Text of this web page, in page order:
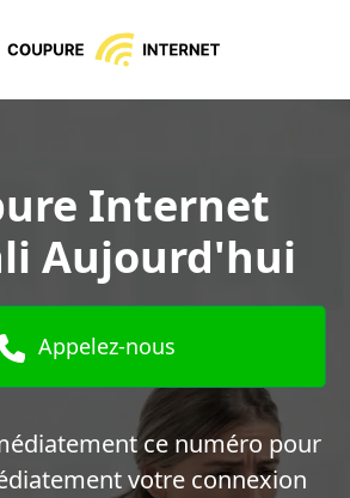
Internet
Aujourd'hui
Appelez-nous
ce numéro pour
votre connexion